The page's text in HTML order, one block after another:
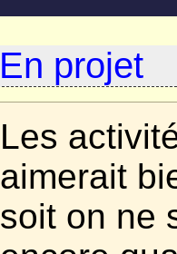
En projet
Les
aimerait
soit on ne